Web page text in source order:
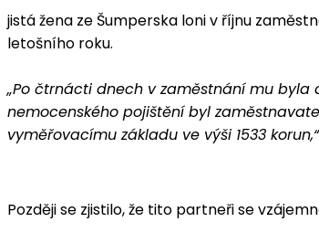
jistá žena ze Šumperska loni v říjnu
letošního roku.
„Po čtrnácti dnech v zaměstnání mu
nemocenského pojištění byl
vyměřovacímu základu ve výši 1533 korun,“
Později se zjistilo, že tito partneři se